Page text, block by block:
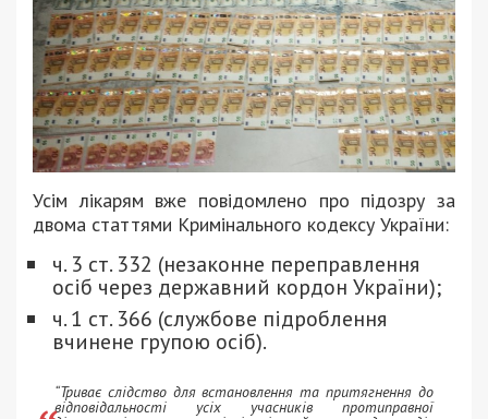
Усім лікарям вже повідомлено про підозру за
двома статтями Кримінального кодексу України:
ч. 3 ст. 332 (незаконне переправлення
осіб через державний кордон України);
ч. 1 ст. 366 (службове підроблення
вчинене групою осіб).
“Триває слідство для встановлення та притягнення до
відповідальності усіх учасників протиправної